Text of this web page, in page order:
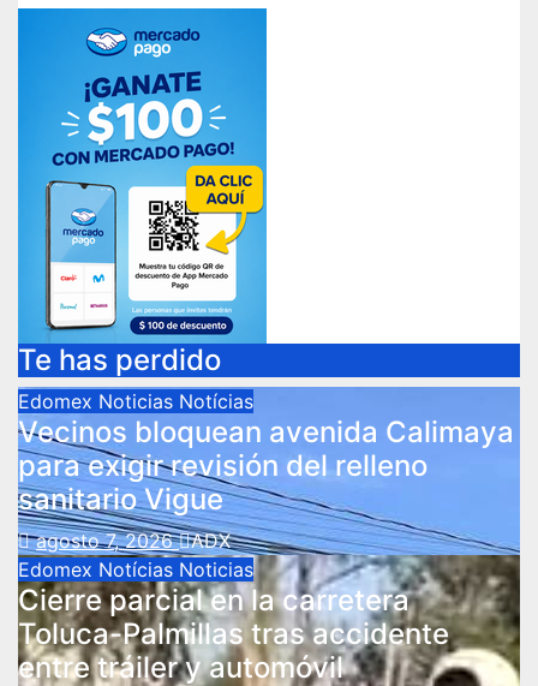
Te has perdido
Edomex Noticias Notícias
Vecinos bloquean avenida Calimaya
para exigir revisión del relleno
sanitario Vigue
agosto 7, 2026 ADX
Edomex Notícias Noticias
Cierre parcial en la carretera
Toluca-Palmillas tras accidente
entre tráiler y automóvil